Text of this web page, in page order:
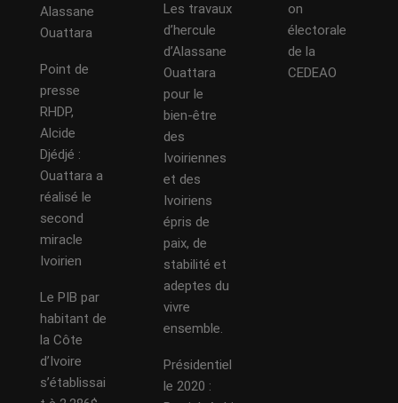
Alassane
Ouattara
Point de
presse
RHDP,
Alcide
Djédjé :
Ouattara a
réalisé le
second
miracle
Ivoirien
Le PIB par
habitant de
la Côte
d’Ivoire
s’établissai
Les travaux
d’hercule
d’Alassane
Ouattara
pour le
bien-être
des
Ivoiriennes
et des
Ivoiriens
épris de
paix, de
stabilité et
adeptes du
vivre
ensemble.
Présidentiel
le 2020 :
on
électorale
de la
CEDEAO